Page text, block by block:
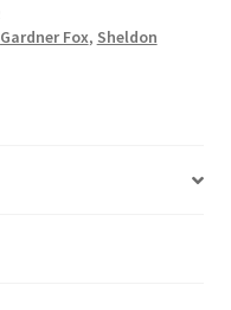
Gardner Fox, Sheldon